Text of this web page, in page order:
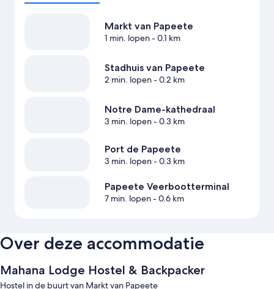
Markt van Papeete
1 min. lopen- 0.1 km
Stadhuis van Papeete
2 min. lopen- 0.2 km
Notre Dame-kathedraal
3 min. lopen- 0.3 km
Port de Papeete
3 min. lopen- 0.3 km
Papeete Veerbootterminal
7 min. lopen- 0.6 km
Over deze accommodatie
Mahana Lodge Hostel & Backpacker
Hostel in de buurt van Markt van Papeete